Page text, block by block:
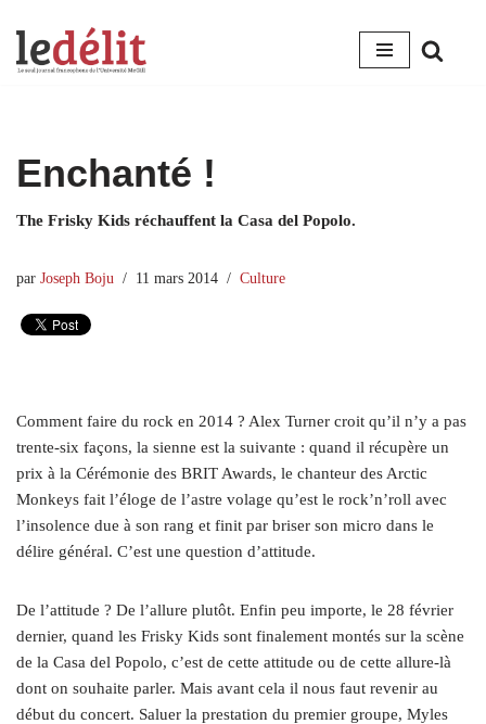
Aller
Enchanté !
The Frisky Kids réchauffent la Casa del Popolo.
par Joseph Boju 11 mars 2014 Culture
Comment faire du rock en 2014 ? Alex Turner croit qu’il n’y a pas
trente-six façons, la sienne est la suivante : quand il récupère un
prix à la Cérémonie des BRIT Awards, le chanteur des Arctic
Monkeys fait l’éloge de l’astre volage qu’est le rock’n’roll avec
l’insolence due à son rang et finit par briser son micro dans le
délire général. C’est une question d’attitude.
De l’attitude ? De l’allure plutôt. Enfin peu importe, le 28 février
dernier, quand les Frisky Kids sont finalement montés sur la scène
de la Casa del Popolo, c’est de cette attitude ou de cette allure-là
dont on souhaite parler. Mais avant cela il nous faut revenir au
début du concert. Saluer la prestation du premier groupe, Myles